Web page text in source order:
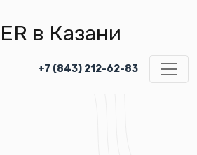
+7 (843) 212-62-83